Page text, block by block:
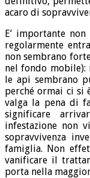
acaro di
E’ importante
regolarmente
non sembrano
nel fondo mobile):
le api sembrano
perché ormai ci si
valga la pena di
significare
infestazione non
sopravvivenza
famiglia. Non
vanificare il
porta nella